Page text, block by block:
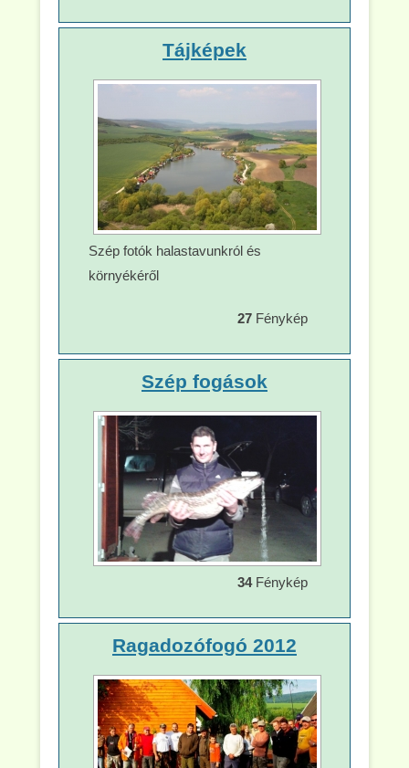
Tájképek
Szép fotók halastavunkról és
környékéről
27Fénykép
Szép fogások
34Fénykép
Ragadozófogó 2012